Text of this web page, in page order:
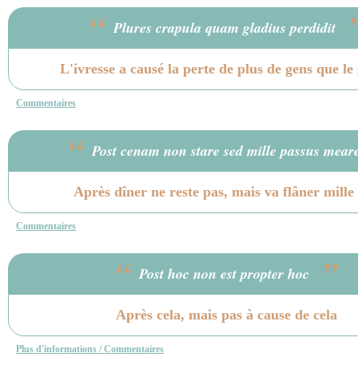
“ Plures crapula quam gladius perdidit
L'ivresse a causé la perte de plus de gens que le
Commentaires
“ Post cenam non stare sed mille passus
Après dîner ne reste pas, mais va flâner mille
Commentaires
“ Post hoc non est propter hoc ”
Après cela, mais pas à cause de cela
Plus d'informations / Commentaires